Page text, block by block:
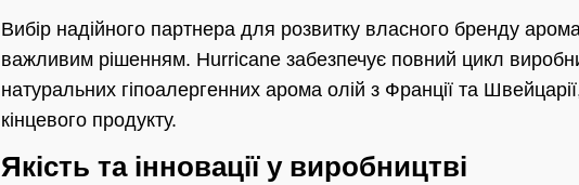
Вибір надійного партнера для розвитку власного бренду
важливим рішенням. Hurricane забезпечує повний цикл
натуральних гіпоалергенних арома олій з Франції та
кінцевого продукту.
Якість та інновації у виробництві